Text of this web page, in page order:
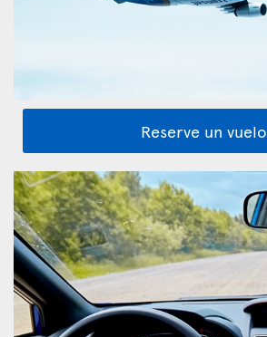
Reserve un vuelo